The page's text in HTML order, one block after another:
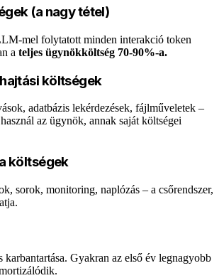
(a nagy tétel)
mel folytatott minden interakció token
a teljes ügynökköltség 70-90%-a.
költségek
adatbázis lekérdezések, fájlműveletek –
az ügynök, annak saját költségei
költségek
sorok, monitoring, naplózás – a csőrendszer,
karbantartása. Gyakran az első év legnagyobb